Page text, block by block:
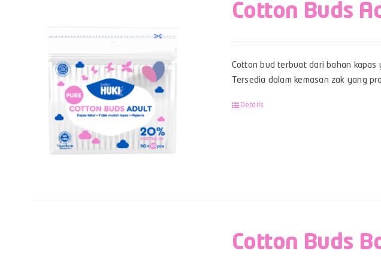
Cotton Buds
Cotton bud terbuat dari bahan kapas
Tersedia dalam kemasan zak yang
Details
Cotton Buds